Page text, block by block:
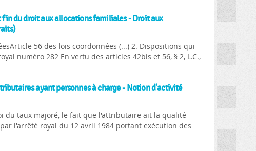
du droit aux allocations familiales - Droit aux
56 des lois coordonnées (...) 2. Dispositions qui
numéro 282 En vertu des articles 42bis et 56, § 2, L.C.,
ayant personnes à charge - Notion d'activité
du taux majoré, le fait que l'attributaire ait la qualité
l'arrêté royal du 12 avril 1984 portant exécution des